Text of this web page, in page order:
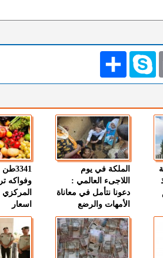
انشر Skype
الملكة في يوم
اللاجىء العالمي :
دعونا نتأمل في معاناة
الأمهات والرضع
وفواكه
المركزي
اسعار